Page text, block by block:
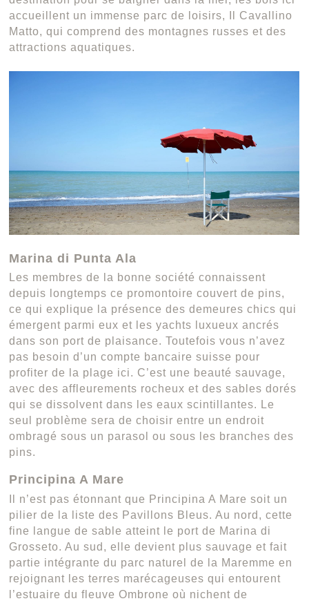
accueillent un immense parc de loisirs, Il Cavallino
Matto, qui comprend des montagnes russes et des
attractions aquatiques.
Marina di Punta Ala
Les membres de la bonne société connaissent
depuis longtemps ce promontoire couvert de pins,
ce qui explique la présence des demeures chics qui
émergent parmi eux et les yachts luxueux ancrés
dans son port de plaisance. Toutefois vous n’avez
pas besoin d’un compte bancaire suisse pour
profiter de la plage ici. C’est une beauté sauvage,
avec des affleurements rocheux et des sables dorés
qui se dissolvent dans les eaux scintillantes. Le
seul problème sera de choisir entre un endroit
ombragé sous un parasol ou sous les branches des
pins.
Principina A Mare
Il n’est pas étonnant que Principina A Mare soit un
pilier de la liste des Pavillons Bleus. Au nord, cette
fine langue de sable atteint le port de Marina di
Grosseto. Au sud, elle devient plus sauvage et fait
partie intégrante du parc naturel de la Maremme en
rejoignant les terres marécageuses qui entourent
l’estuaire du fleuve Ombrone où nichent de